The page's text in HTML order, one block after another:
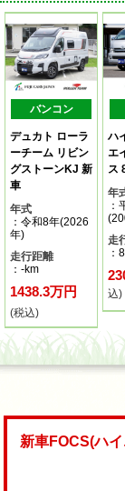
バンコン
デュカト ローラ
ーチーム リビン
グストーンKJ 新
車
年式
：令和8年(2026
年)
走行距離
：-km
1438.3万円
(税込)
ハ
エ
ス
年
：
走
：
込)
新車FOCS(ハ